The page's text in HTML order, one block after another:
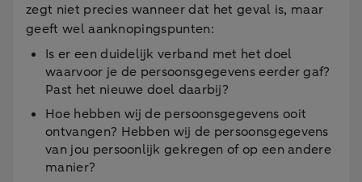
zegt niet precies wanneer dat het geval is, maar
geeft wel aanknopingspunten:
Is er een duidelijk verband met het doel
waarvoor je de persoonsgegevens eerder gaf?
Past het nieuwe doel daarbij?
Hoe hebben wij de persoonsgegevens ooit
ontvangen? Hebben wij de persoonsgegevens
van jou persoonlijk gekregen of op een andere
manier?